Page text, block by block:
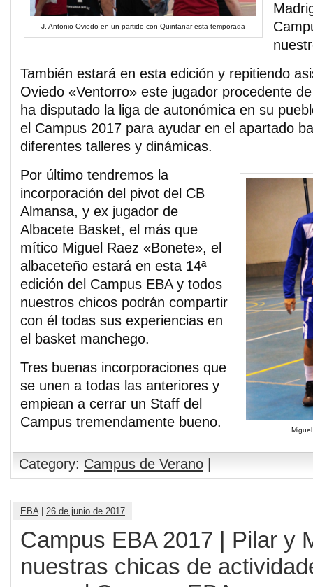
J. Antonio Oviedo en un partido con Quintanar esta temporada
También estará en esta edición y repitiendo
Oviedo «Ventorro» este jugador procedente
ha disputado la liga de autonómica en su
el Campus 2017 para ayudar en el apartado
diferentes talleres y dinámicas.
Por último tendremos la
incorporación del pivot del CB
Almansa, y ex jugador de
Albacete Basket, el más que
mítico Miguel Raez «Bonete», el
albaceteño estará en esta 14ª
edición del Campus EBA y todos
nuestros chicos podrán compartir
con él todas sus experiencias en
el basket manchego.
Tres buenas incorporaciones que
se unen a todas las anteriores y
empiean a cerrar un Staff del
Campus tremendamente bueno.
Category: Campus de Verano
EBA| 26 de junio de 2017
Campus EBA 2017 | Pilar y
nuestras chicas de